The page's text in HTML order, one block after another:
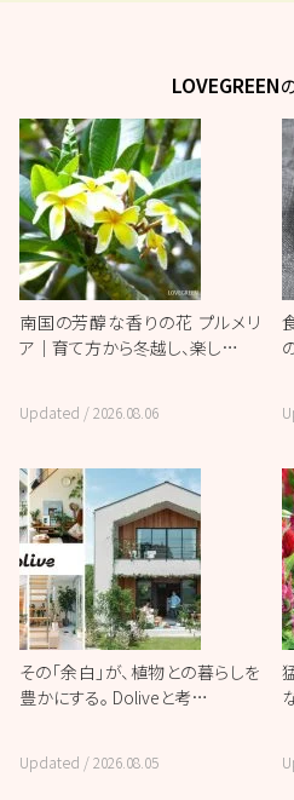
LOVEGREEN
南国の芳醇な香りの花 プルメリ
ア｜育て方から冬越し、楽し…
Updated /2026.08.06
その「余白」が、植物との暮らしを
豊かにする。 Doliveと考…
Updated /2026.08.05